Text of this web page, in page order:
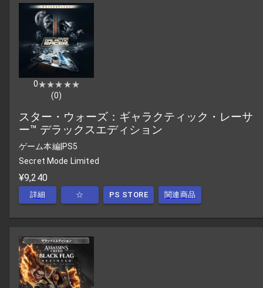
0★★★★★
★★★★★
(0)
スター・ウォーズ：ギャラクティック・レーサ
ー™ デラックスエディション
ゲーム本編| PS5
Secret Mode Limited
¥9,240
詳細 ☆ PS STORE 関連商品